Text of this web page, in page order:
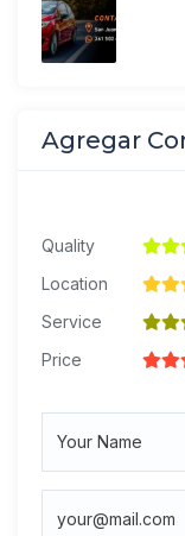
Agregar
Quality
Location
Service
Price